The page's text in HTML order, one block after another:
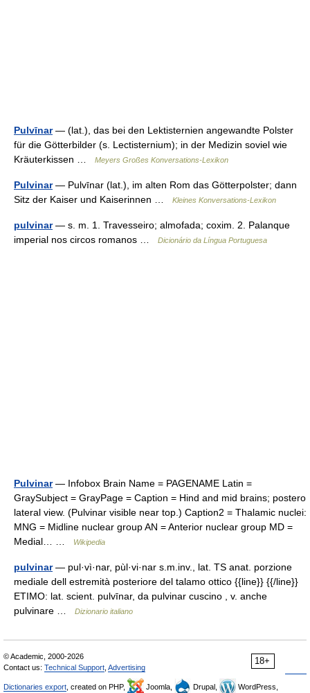
Pulvīnar— (lat.), das bei den Lektisternien angewandte Polster
für die Götterbilder (s. Lectisternium); in der Medizin soviel wie
Kräuterkissen …
Meyers Großes Konversations-Lexikon
Pulvinar— Pulvīnar (lat.), im alten Rom das Götterpolster; dann
Sitz der Kaiser und Kaiserinnen …
Kleines Konversations-Lexikon
pulvinar— s. m. 1. Travesseiro; almofada; coxim. 2. Palanque
imperial nos circos romanos …
Dicionário da Língua Portuguesa
Pulvinar— Infobox Brain Name = PAGENAME Latin =
GraySubject = GrayPage = Caption = Hind and mid brains; postero
lateral view. (Pulvinar visible near top.) Caption2 = Thalamic nuclei:
MNG = Midline nuclear group AN = Anterior nuclear group MD =
Medial… …
Wikipedia
pulvinar— pul·vì·nar, pùl·vi·nar s.m.inv., lat. TS anat. porzione
mediale dell estremità posteriore del talamo ottico {{line}} {{/line}}
ETIMO: lat. scient. pulvīnar, da pulvinar cuscino , v. anche
pulvinare …
Dizionario italiano
18+
© Academic, 2000-2026
Contact us: Technical Support Advertising
Dictionaries export , created on PHP, Joomla, Drupal,
WordPress,